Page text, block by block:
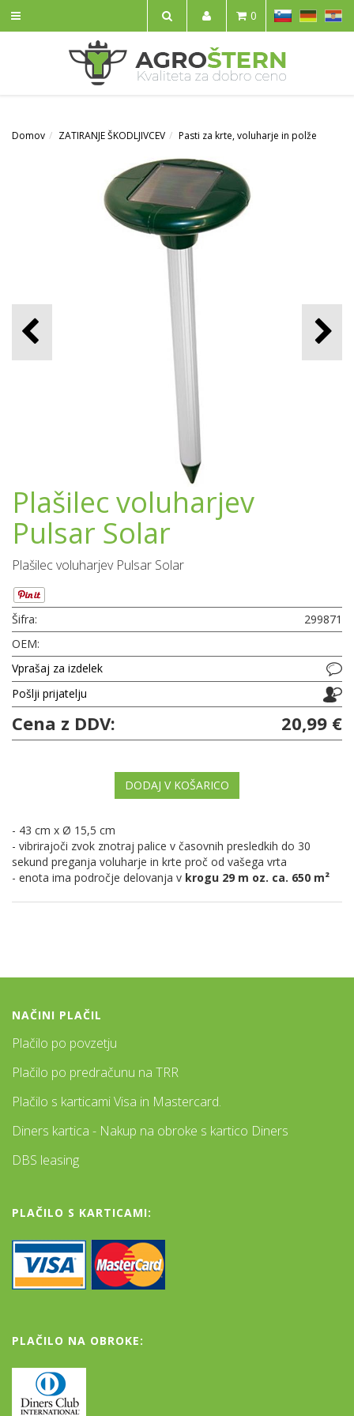
IŠČI
SL HR
0
Domov ZATIRANJE ŠKODLJIVCEV Pasti za krte, voluharje in polže
Plašilec voluharjev
Pulsar Solar
Plašilec voluharjev Pulsar Solar
Šifra:
299871
OEM:
Vprašaj za izdelek
Pošlji prijatelju
Cena z DDV: 20,99 €
DODAJ V KOŠARICO
- 43 cm x Ø 15,5 cm
- vibrirajoči zvok znotraj palice v časovnih presledkih do 30
sekund preganja voluharje in krte proč od vašega vrta
- enota ima področje delovanja v krogu 29 m oz. ca. 650 m²
NAČINI PLAČIL
Plačilo po povzetju
Plačilo po predračunu na TRR
Plačilo s karticami Visa in Mastercard.
Diners kartica - Nakup na obroke s kartico Diners
DBS leasing
PLAČILO S KARTICAMI:
PLAČILO NA OBROKE: